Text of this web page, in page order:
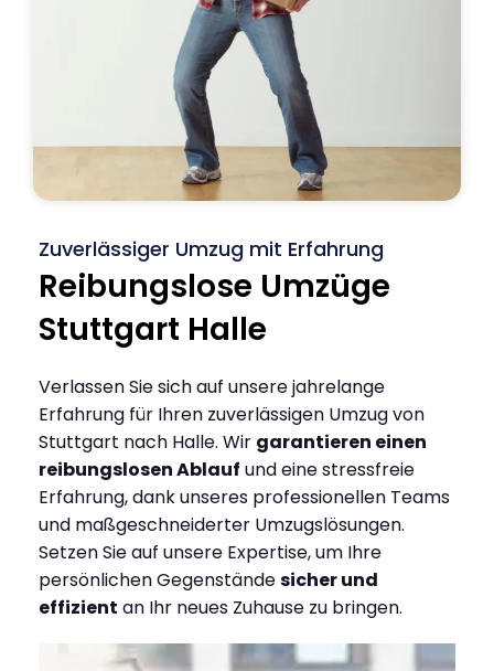
Zuverlässiger Umzug mit Erfahrung
Reibungslose Umzüge
Stuttgart Halle
Verlassen Sie sich auf unsere jahrelange
Erfahrung für Ihren zuverlässigen Umzug von
Stuttgart nach Halle. Wir garantieren einen
reibungslosen Ablauf und eine stressfreie
Erfahrung, dank unseres professionellen Teams
und maßgeschneiderter Umzugslösungen.
Setzen Sie auf unsere Expertise, um Ihre
persönlichen Gegenständesicher und
effizient an Ihr neues Zuhause zu bringen.